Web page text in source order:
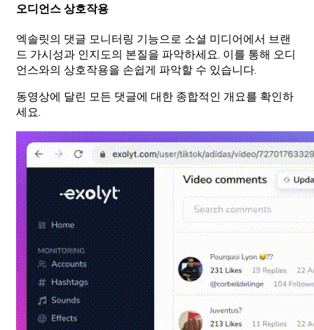
오디언스 상호작용
엑솔릿의 댓글 모니터링 기능으로 소셜 미디어에서 브랜
드 가시성과 인지도의 본질을 파악하세요. 이를 통해 오디
언스와의 상호작용을 손쉽게 파악할 수 있습니다.
동영상에 달린 모든 댓글에 대한 종합적인 개요를 확인하
세요.